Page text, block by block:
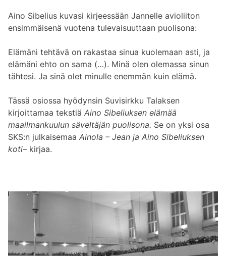
Aino Sibelius kuvasi kirjeessään Jannelle avioliiton
ensimmäisenä vuotena tulevaisuuttaan puolisona:
Elämäni tehtävä on rakastaa sinua kuolemaan asti, ja
elämäni ehto on sama (…). Minä olen olemassa sinun
tähtesi. Ja sinä olet minulle enemmän kuin elämä.
Tässä osiossa hyödynsin Suvisirkku Talaksen
kirjoittamaa tekstiä Aino Sibeliuksen elämää
maailmankuulun säveltäjän puolisona. Se on yksi osa
SKS:n julkaisemaa Ainola – Jean ja Aino Sibeliuksen
koti– kirjaa.